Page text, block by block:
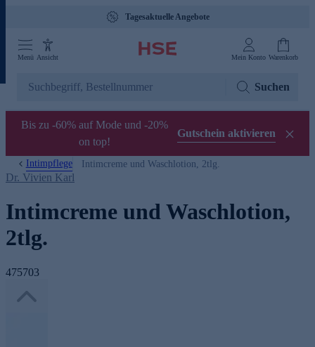
Tagesaktuelle Angebote
Menü Ansicht Mein Konto Warenkorb
Suchen
Bis zu -60% auf Mode und -20%
on top!
Gutschein aktivieren
Intimpflege Intimcreme und Waschlotion, 2tlg.
Dr. Vivien Karl
Intimcreme und Waschlotion,
2tlg.
475703